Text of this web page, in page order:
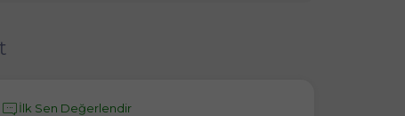
İlk Sen Değerlendir